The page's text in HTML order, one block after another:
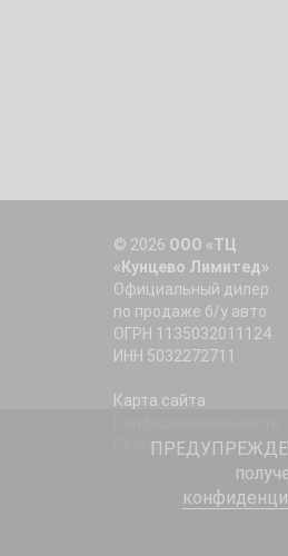
© 2026 ООО «ТЦ
«Кунцево Лимитед»
Официальный дилер
по продаже б/у авто
ОГРН 1135032011124
ИНН 5032272711
Карта сайта
Cookie